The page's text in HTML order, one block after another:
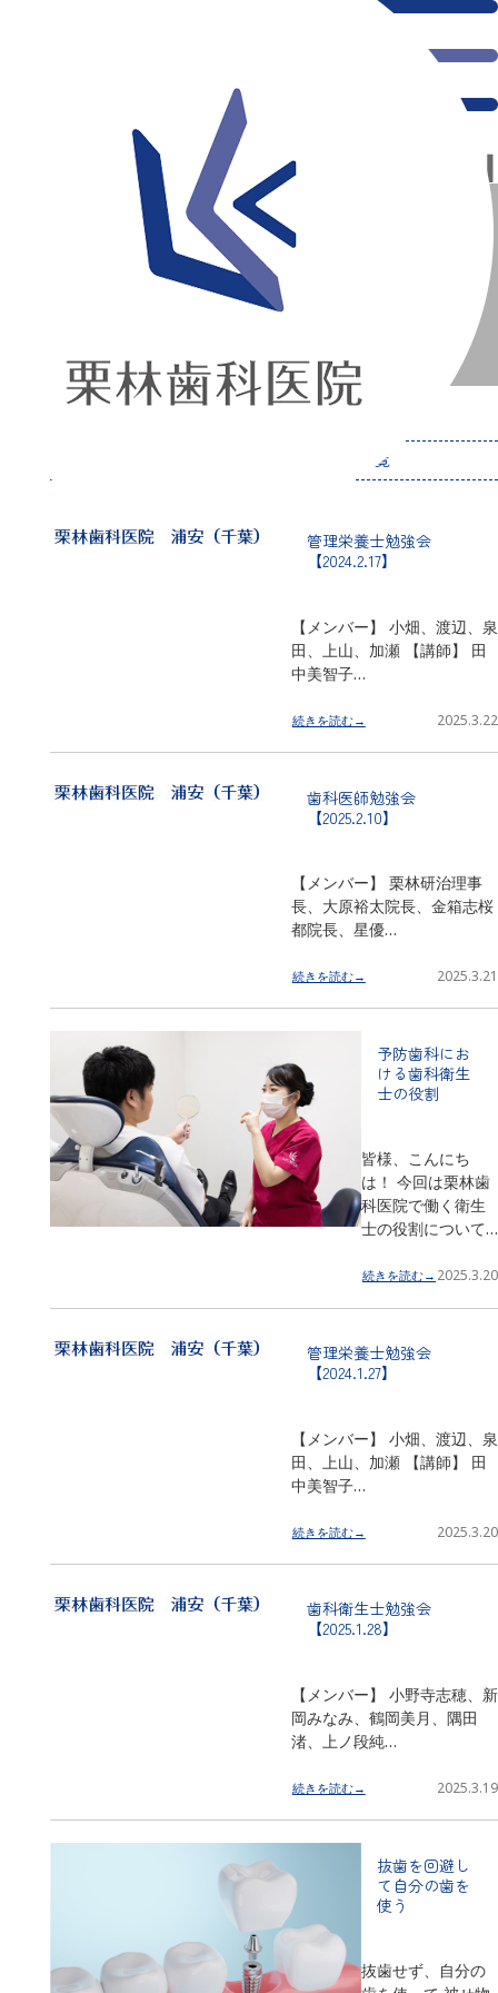
カテゴリー：「Blog」の記事一覧
管理栄養士勉強会
【2024.2.17】
【メンバー】 小畑、渡辺、泉
田、上山、加瀬 【講師】 田
中美智子…
続きを読む→ 2025.3.22
歯科医師勉強会
【2025.2.10】
【メンバー】 栗林研治理事
長、大原裕太院長、金箱志桜
都院長、星優…
続きを読む→ 2025.3.21
予防歯科にお
ける歯科衛生
士の役割
皆様、こんにち
は！ 今回は栗林歯
科医院で働く衛生
士の役割について…
続きを読む→ 2025.3.20
管理栄養士勉強会
【2024.1.27】
【メンバー】 小畑、渡辺、泉
田、上山、加瀬 【講師】 田
中美智子…
続きを読む→ 2025.3.20
歯科衛生士勉強会
【2025.1.28】
【メンバー】 小野寺志穂、新
岡みなみ、鶴岡美月、隅田
渚、上ノ段純…
続きを読む→ 2025.3.19
抜歯を回避し
て自分の歯を
使う
抜歯せず、自分の